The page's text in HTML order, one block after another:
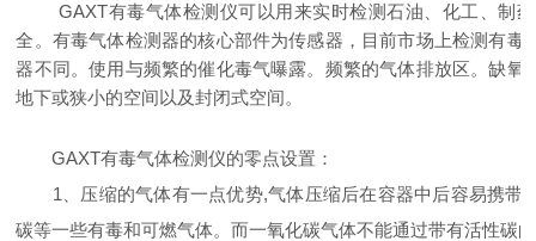
GAXT有毒气体检测仪可以用来实时检测石油、化工、制药
全。有毒气体检测器的核心部件为传感器，目前市场上检测有
器不同。使用与频繁的催化毒气曝露。频繁的气体排放区。缺
地下或狭小的空间以及封闭式空间。
GAXT有毒气体检测仪的零点设置：
1、压缩的气体有一点优势,气体压缩后在容器中后容易携带
碳等一些有毒和可燃气体。而一氧化碳气体不能通过带有活性碳